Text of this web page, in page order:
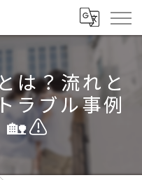
は？流れと
ラブル事例
🏡⚠️